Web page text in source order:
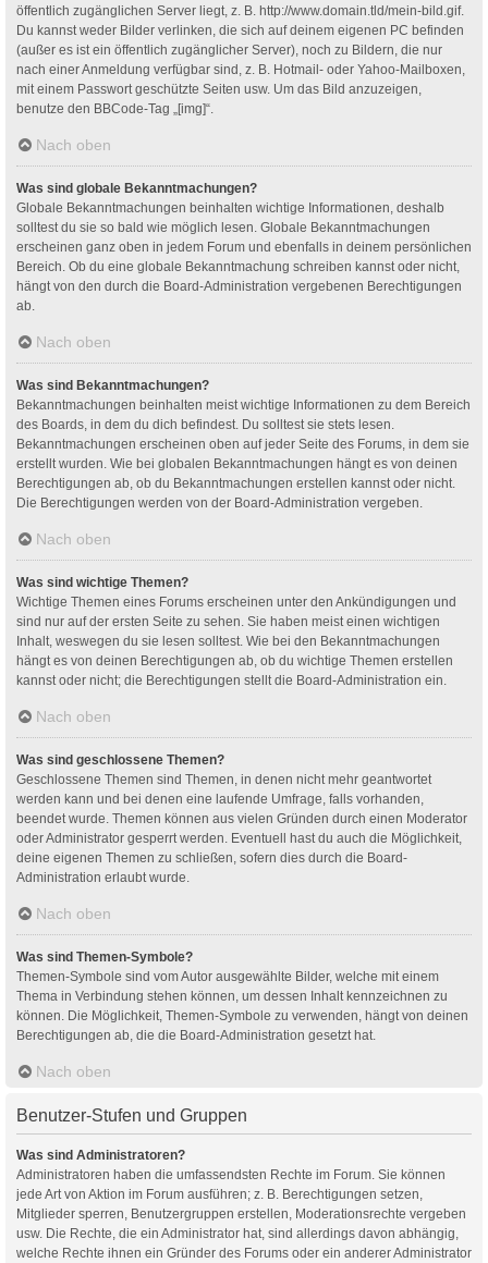
öffentlich zugänglichen Server liegt, z. B. http://www.domain.tld/mein-bild.gif.
Du kannst weder Bilder verlinken, die sich auf deinem eigenen PC befinden
(außer es ist ein öffentlich zugänglicher Server), noch zu Bildern, die nur
nach einer Anmeldung verfügbar sind, z. B. Hotmail- oder Yahoo-Mailboxen,
mit einem Passwort geschützte Seiten usw. Um das Bild anzuzeigen,
benutze den BBCode-Tag „[img]“.
Nach oben
Was sind globale Bekanntmachungen?
Globale Bekanntmachungen beinhalten wichtige Informationen, deshalb
solltest du sie so bald wie möglich lesen. Globale Bekanntmachungen
erscheinen ganz oben in jedem Forum und ebenfalls in deinem persönlichen
Bereich. Ob du eine globale Bekanntmachung schreiben kannst oder nicht,
hängt von den durch die Board-Administration vergebenen Berechtigungen
ab.
Nach oben
Was sind Bekanntmachungen?
Bekanntmachungen beinhalten meist wichtige Informationen zu dem Bereich
des Boards, in dem du dich befindest. Du solltest sie stets lesen.
Bekanntmachungen erscheinen oben auf jeder Seite des Forums, in dem sie
erstellt wurden. Wie bei globalen Bekanntmachungen hängt es von deinen
Berechtigungen ab, ob du Bekanntmachungen erstellen kannst oder nicht.
Die Berechtigungen werden von der Board-Administration vergeben.
Nach oben
Was sind wichtige Themen?
Wichtige Themen eines Forums erscheinen unter den Ankündigungen und
sind nur auf der ersten Seite zu sehen. Sie haben meist einen wichtigen
Inhalt, weswegen du sie lesen solltest. Wie bei den Bekanntmachungen
hängt es von deinen Berechtigungen ab, ob du wichtige Themen erstellen
kannst oder nicht; die Berechtigungen stellt die Board-Administration ein.
Nach oben
Was sind geschlossene Themen?
Geschlossene Themen sind Themen, in denen nicht mehr geantwortet
werden kann und bei denen eine laufende Umfrage, falls vorhanden,
beendet wurde. Themen können aus vielen Gründen durch einen Moderator
oder Administrator gesperrt werden. Eventuell hast du auch die Möglichkeit,
deine eigenen Themen zu schließen, sofern dies durch die Board-
Administration erlaubt wurde.
Nach oben
Was sind Themen-Symbole?
Themen-Symbole sind vom Autor ausgewählte Bilder, welche mit einem
Thema in Verbindung stehen können, um dessen Inhalt kennzeichnen zu
können. Die Möglichkeit, Themen-Symbole zu verwenden, hängt von deinen
Berechtigungen ab, die die Board-Administration gesetzt hat.
Nach oben
Benutzer-Stufen und Gruppen
Was sind Administratoren?
Administratoren haben die umfassendsten Rechte im Forum. Sie können
jede Art von Aktion im Forum ausführen; z. B. Berechtigungen setzen,
Mitglieder sperren, Benutzergruppen erstellen, Moderationsrechte vergeben
usw. Die Rechte, die ein Administrator hat, sind allerdings davon abhängig,
welche Rechte ihnen ein Gründer des Forums oder ein anderer Administrator